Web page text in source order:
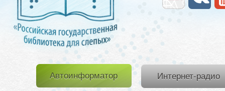
Автоинформатор Интернет-радио